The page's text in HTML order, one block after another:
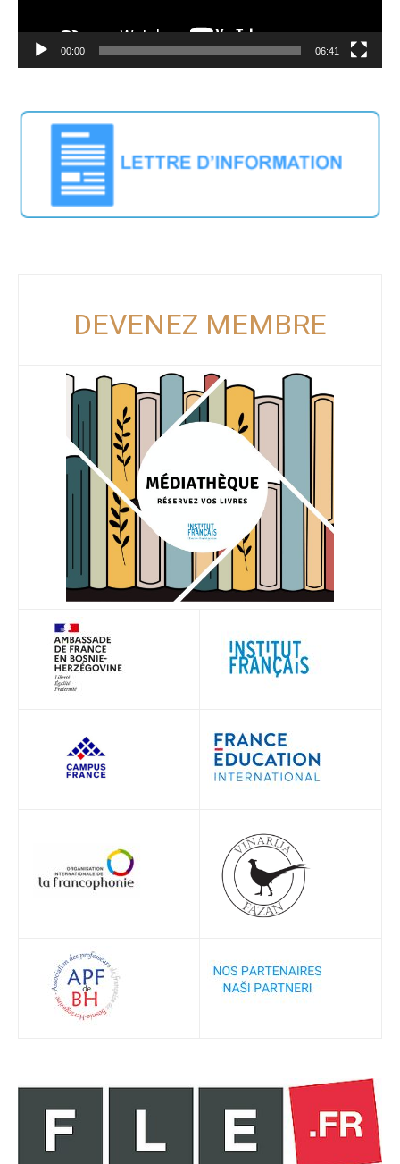
00:00 06:41
DEVENEZ MEMBRE